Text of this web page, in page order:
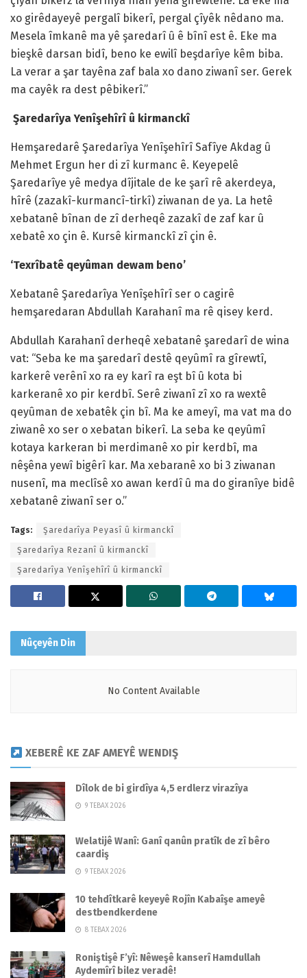
xo girêdayeyê pergalî bikerî, pergal çîyêk nêdano ma.
Mesela îmkanê ma yê şaredarî û ê bînî est ê. Eke ma
bieşkê darsan bidî, beno ke ewilî beşdarîye kêm biba.
La verar a şar tayêna zaf bala xo dano ziwanî ser. Gerek
ma cayêk ra dest pêbikerî.”
Şaredarîya Yenîşehîrî û kirmanckî
Hemşaredarê Şaredarîya Yenîşehîrî Safîye Akdag û
Mehmet Ergun her di zî kurmanc ê. Keyepelê
Şaredarîye yê medya dîjitale de ke şarî rê akerdeya,
hîrê (zazakî-kurmancî-tirkî) ziwanan de ya. La hetê
xebatanê bînan de zî derheqê zazakî de zaf kar û
xebatê xo çin ê. Kursê kirmanckî zî çin ê.
‘Texrîbatê qeyûman dewam beno’
Xebatanê Şaredarîya Yenîşehîrî ser o cagirê
hemşaredaran Abdullah Karahanî ma rê qisey kerd.
Abdullah Karahanî derheqê xebatanê şaredarî de wina
vat: “Seba ke ma şaredarî destê qeyûmî ra gîrewtî,
karkerê verênî xo ra ey karî ra eşt bî û kota bi
karkeranê xo pir kerdbî. Serê ziwanî zî xo ra wextê
qeyûman de xebatêk çin bî. Ma ke ameyî, ma vat ma do
ziwanê xo ser o xebatan bikerî. La seba ke qeyûmî
kotaya karkeran bi merdimanê xo pir kerdbî, ma
nêşêna yewî bigêrî kar. Ma xebaranê xo bi 3 ziwanan
nusenî, ma meclîsê xo awan kerdî û ma do giranîye bidê
xebatanê ziwanî ser o.”
Tags: Şaredarîya Peyasî û kirmanckî
Şaredarîya Rezanî û kirmanckî
Şaredarîya Yenîşehîrî û kirmanckî
Nûçeyên Din
No Content Available
XEBERÊ KE ZAF AMEYÊ WENDIŞ
Dîlok de bi girdîya 4,5 erdlerz virazîya
9 TEBAX 2026
Welatijê Wanî: Ganî qanûn pratîk de zî bêro
caardiş
9 TEBAX 2026
10 tehdîtkarê keyeyê Rojîn Kabaîşe ameyê
destbendkerdene
8 TEBAX 2026
Roniştişê F’yî: Nêweşê kanserî Hamdullah
Aydemîrî bilez veradê!